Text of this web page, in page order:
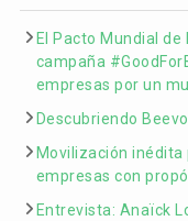
El Pacto Mundial de
campaña
empresas por un
Descubriendo
Movilización inédita
empresas con
Entrevista: Anaïck